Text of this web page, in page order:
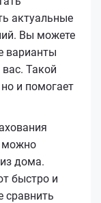
актуальные
Вы можете
варианты
Такой
и помогает
можно
дома.
быстро и
сравнить